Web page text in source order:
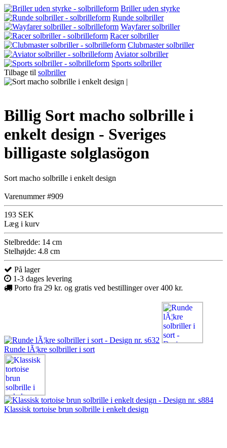
Briller uden styrke
Runde solbriller
Wayfarer solbriller
Racer solbriller
Clubmaster solbriller
Aviator solbriller
Sports solbriller
Tilbage til solbriller
Billig Sort macho solbrille i
enkelt design - Sveriges
billigaste solglasögon
Sort macho solbrille i enkelt design
Varenummer #909
193 SEK
Læg i kurv
Stelbredde: 14 cm
Stelhøjde: 4.8 cm
På lager
1-3 dages levering
Porto fra 29 kr. og gratis ved bestillinger over 400 kr.
Runde lÃ¦kre solbriller i sort
Klassisk tortoise brun solbrille i enkelt design